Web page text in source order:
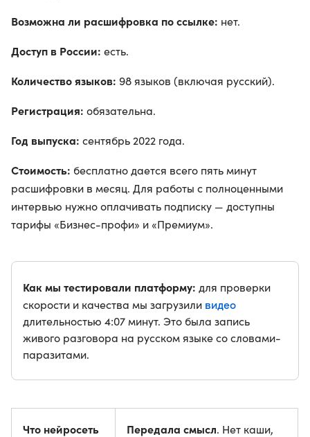
Возможна ли расшифровка по ссылке: нет.
Доступ в России: есть.
Количество языков: 98 языков (включая русский).
Регистрация: обязательна.
Год выпуска: сентябрь 2022 года.
Стоимость: бесплатно дается всего пять минут
расшифровки в месяц. Для работы с полноценными
интервью нужно оплачивать подписку — доступны
тарифы «Бизнес-профи» и «Премиум».
Как мы тестировали платформу: для проверки
скорости и качества мы загрузили видео
длительностью 4:07 минут. Это была запись
живого разговора на русском языке со словами-
паразитами.
Что нейросеть
Передала смысл. Нет каши,